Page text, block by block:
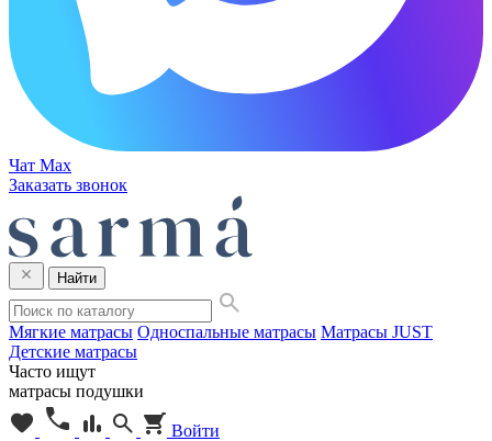
Чат Max
Заказать звонок
Найти
Мягкие матрасы Односпальные матрасы Матрасы JUST
Детские матрасы
Часто ищут
матрасы подушки
Войти